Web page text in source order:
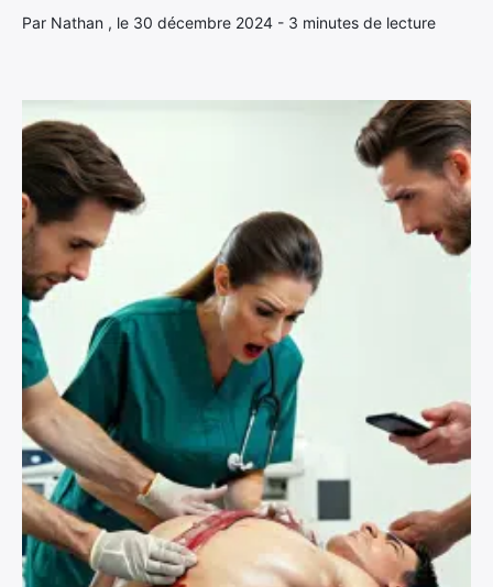
Par Nathan , le 30 décembre 2024 - 3 minutes de lecture